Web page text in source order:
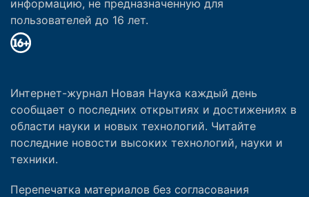
информацию, не предназначенную для
пользователей до 16 лет.
Интернет-журнал Новая Наука каждый день
сообщает о последних открытиях и достижениях в
области науки и новых технологий. Читайте
последние новости высоких технологий, науки и
техники.
Перепечатка материалов без согласования